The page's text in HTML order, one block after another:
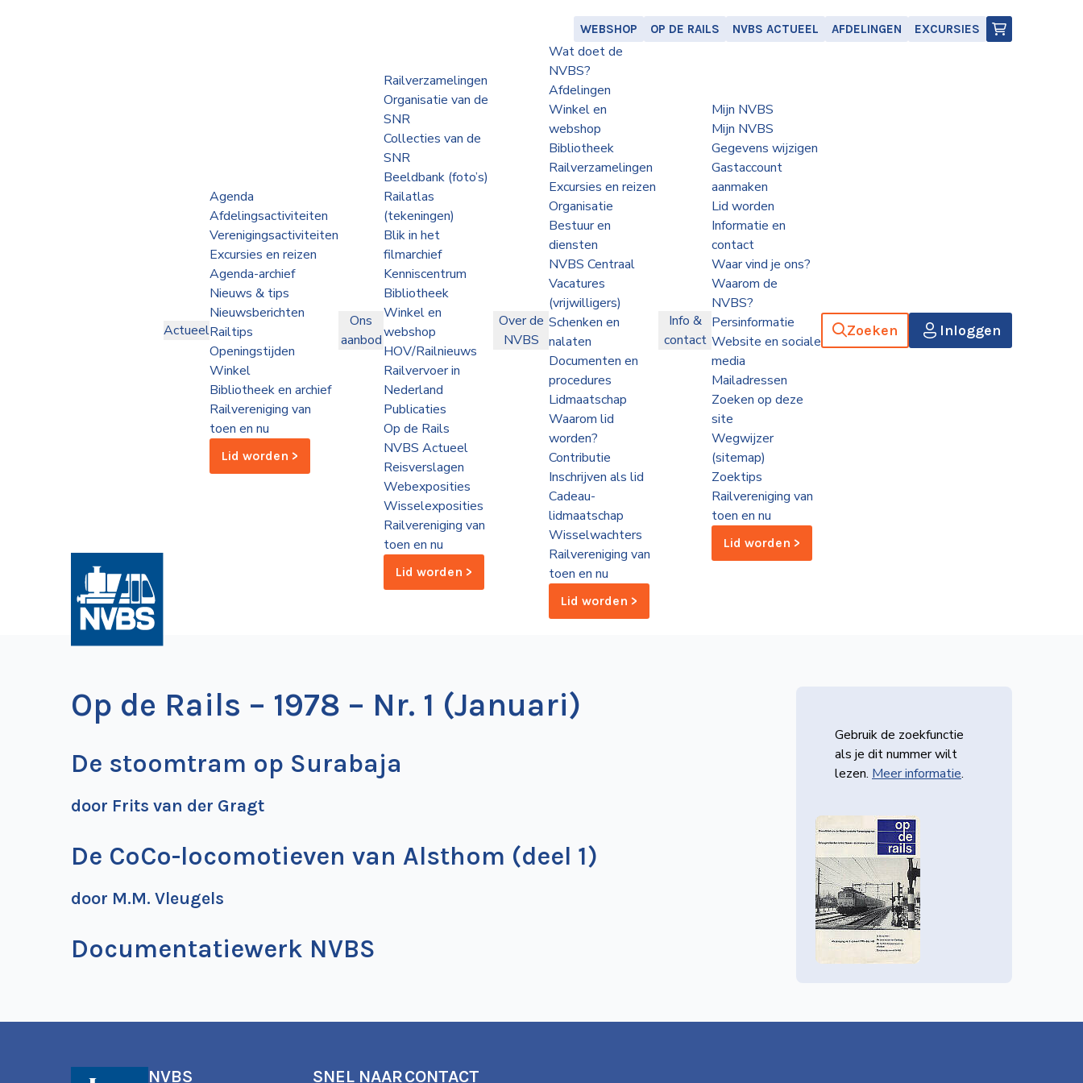
WEBSHOP OP DE RAILS NVBS ACTUEEL AFDELINGEN EXCURSIES
Actueel
Agenda
Afdelingsactiviteiten
Verenigingsactiviteiten
Excursies en reizen
Agenda-archief
Nieuws & tips
Nieuwsberichten
Railtips
Openingstijden
Winkel
Bibliotheek en archief
Railvereniging van
toen en nu
Lid worden >
Ons
aanbod
Railverzamelingen
Organisatie van de
SNR
Collecties van de
SNR
Beeldbank (foto’s)
Railatlas
(tekeningen)
Blik in het
filmarchief
Kenniscentrum
Bibliotheek
Winkel en
webshop
HOV/Railnieuws
Railvervoer in
Nederland
Publicaties
Op de Rails
NVBS Actueel
Reisverslagen
Webexposities
Wisselexposities
Railvereniging van
toen en nu
Lid worden >
Over de
NVBS
Wat doet de
NVBS?
Afdelingen
Winkel en
webshop
Bibliotheek
Railverzamelingen
Excursies en reizen
Organisatie
Bestuur en
diensten
NVBS Centraal
Vacatures
(vrijwilligers)
Schenken en
nalaten
Documenten en
procedures
Lidmaatschap
Waarom lid
worden?
Contributie
Inschrijven als lid
Cadeau-
lidmaatschap
Wisselwachters
Railvereniging van
toen en nu
Lid worden >
Info &
contact
Mijn NVBS
Mijn NVBS
Gegevens wijzigen
Gastaccount
aanmaken
Lid worden
Informatie en
contact
Waar vind je ons?
Waarom de
NVBS?
Persinformatie
Website en sociale
media
Mailadressen
Zoeken op deze
site
Wegwijzer
(sitemap)
Zoektips
Railvereniging van
toen en nu
Lid worden >
Zoeken Inloggen
Op de Rails – 1978 – Nr. 1 (Januari)
De stoomtram op Surabaja
door Frits van der Gragt
De CoCo-locomotieven van Alsthom (deel 1)
door M.M. Vleugels
Documentatiewerk NVBS
Gebruik de zoekfunctie
als je dit nummer wilt
lezen. Meer informatie.
NVBS SNEL NAARCONTACT